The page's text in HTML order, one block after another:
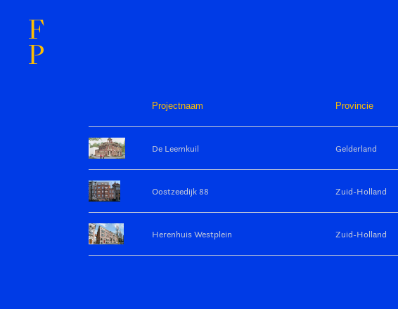
F
P
Projectnaam Provincie
De Leemkuil Gelderland
Oostzeedijk 88 Zuid-Holland
Herenhuis Westplein Zuid-Holland